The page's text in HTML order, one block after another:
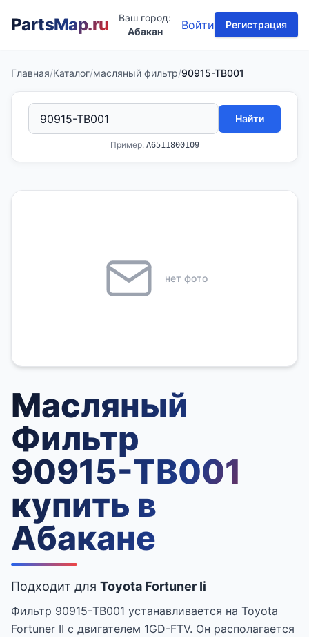
PartsMap.ru
Ваш город:
Абакан
Войти Регистрация
Главная/Каталог/масляный фильтр/90915-TB001
Найти
Пример: A6511800109
нет фото
Масляный
Фильтр
90915-TB001
купить в
Абакане
Подходит для Toyota Fortuner Ii
Фильтр 90915-TB001 устанавливается на Toyota
Fortuner II с двигателем 1GD-FTV. Он располагается